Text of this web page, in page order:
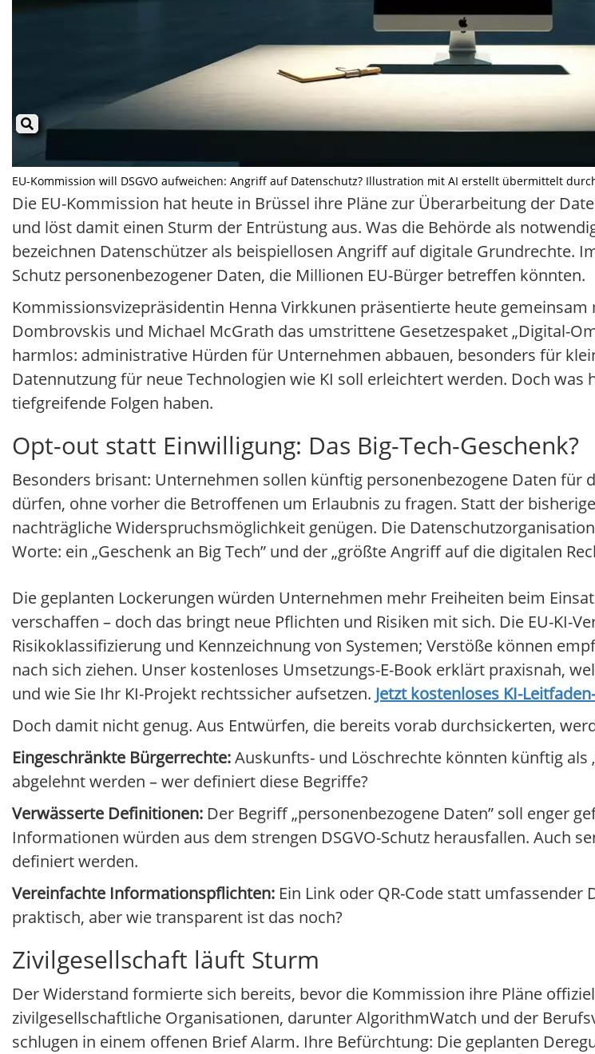
EU-Kommission will DSGVO aufweichen: Angriff auf Datenschutz? Illustration mit AI erstellt übermittelt
Die EU-Kommission hat heute in Brüssel ihre Pläne zur Überarbeitung der
und löst damit einen Sturm der Entrüstung aus. Was die Behörde als
bezeichnen Datenschützer als beispiellosen Angriff auf digitale Grundrechte.
Schutz personenbezogener Daten, die Millionen EU-Bürger betreffen könnten.
Kommissionsvizepräsidentin Henna Virkkunen präsentierte heute
Dombrovskis und Michael McGrath das umstrittene Gesetzespaket „Digital-
harmlos: administrative Hürden für Unternehmen abbauen, besonders für
Datennutzung für neue Technologien wie KI soll erleichtert werden. Doch
tiefgreifende Folgen haben.
Opt-out statt Einwilligung: Das Big-Tech-Geschenk?
Besonders brisant: Unternehmen sollen künftig personenbezogene Daten für
dürfen, ohne vorher die Betroffenen um Erlaubnis zu fragen. Statt der
nachträgliche Widerspruchsmöglichkeit genügen. Die
Worte: ein „Geschenk an Big Tech” und der „größte Angriff auf die digitalen
Die geplanten Lockerungen würden Unternehmen mehr Freiheiten beim
verschaffen – doch das bringt neue Pflichten und Risiken mit sich. Die EU-KI-
Risikoklassifizierung und Kennzeichnung von Systemen; Verstöße können
nach sich ziehen. Unser kostenloses Umsetzungs-E-Book erklärt praxisnah,
und wie Sie Ihr KI-Projekt rechtssicher aufsetzen. Jetzt kostenloses KI-
Doch damit nicht genug. Aus Entwürfen, die bereits vorab durchsickerten,
Eingeschränkte Bürgerrechte:Auskunfts- und Löschrechte könnten künftig als
abgelehnt werden – wer definiert diese Begriffe?
Verwässerte Definitionen: Der Begriff „personenbezogene Daten” soll enger
Informationen würden aus dem strengen DSGVO-Schutz herausfallen. Auch
definiert werden.
Vereinfachte Informationspflichten: Ein Link oder QR-Code statt
praktisch, aber wie transparent ist das noch?
Zivilgesellschaft läuft Sturm
Der Widerstand formierte sich bereits, bevor die Kommission ihre Pläne
zivilgesellschaftliche Organisationen, darunter AlgorithmWatch und der
schlugen in einem offenen Brief Alarm. Ihre Befürchtung: Die geplanten